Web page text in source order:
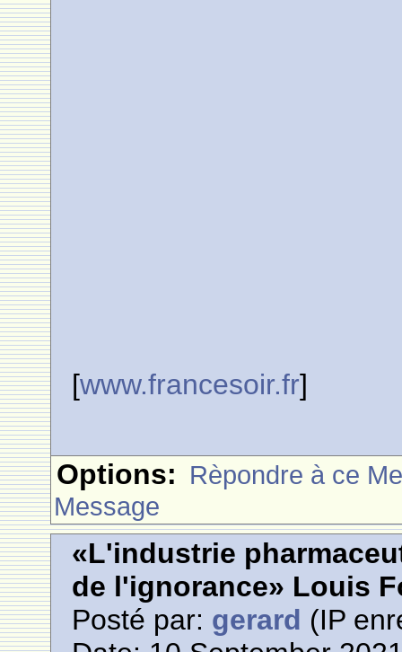
[www.francesoir.fr]
Options: Rèpondre à ce
Message
«L'industrie
de l'ignorance» Louis
Posté par: gerard (IP